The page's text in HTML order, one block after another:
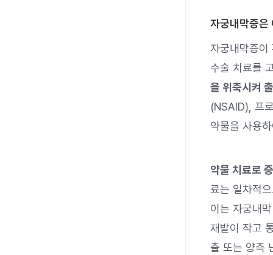
자궁내막증은
자궁내막증이
수술 치료를
을 위축시켜
(NSAID), 프
약물을 사용
약물 치료로
료는 일차적
이는 자궁내
재발이 작고
출 또는 양측